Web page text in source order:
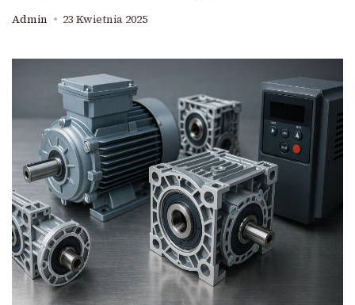
Admin 23 Kwietnia 2025